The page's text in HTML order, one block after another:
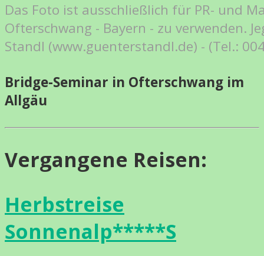
Das Foto ist ausschließlich für PR- und
Ofterschwang - Bayern - zu verwenden.
Standl (www.guenterstandl.de) - (Tel.:
Bridge-Seminar in Ofterschwang im
Allgäu
Vergangene Reisen:
Herbstreise
Sonnenalp*****S